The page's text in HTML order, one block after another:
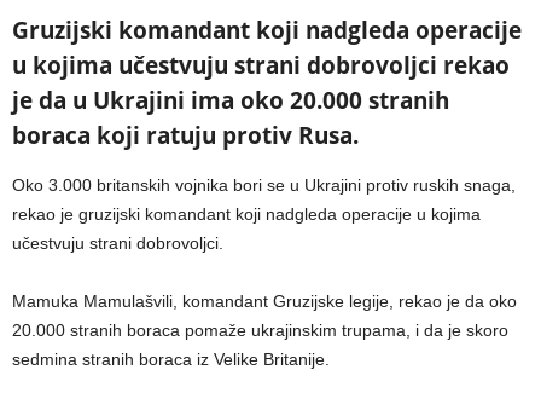
Gruzijski komandant koji nadgleda operacije
u kojima učestvuju strani dobrovoljci rekao
je da u Ukrajini ima oko 20.000 stranih
boraca koji ratuju protiv Rusa.
Oko 3.000 britanskih vojnika bori se u Ukrajini protiv ruskih snaga,
rekao je gruzijski komandant koji nadgleda operacije u kojima
učestvuju strani dobrovoljci.
Mamuka Mamulašvili, komandant Gruzijske legije, rekao je da oko
20.000 stranih boraca pomaže ukrajinskim trupama, i da je skoro
sedmina stranih boraca iz Velike Britanije.